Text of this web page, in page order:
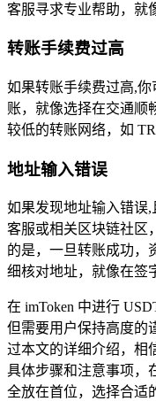
客服寻求专业帮助，就
转账手续费过高
如果转账手续费过高,
账，就像选择在交通顺
较低的转账网络，如
地址输入错误
如果发现地址输入错误,
客服或相关区块链社区
的是，一旦转账成功，
细核对地址，就像在签
在 imToken 中进行
但需要用户保持高度的
过本文的详细介绍，相
具体步骤和注意事项，
全放在首位，选择合适